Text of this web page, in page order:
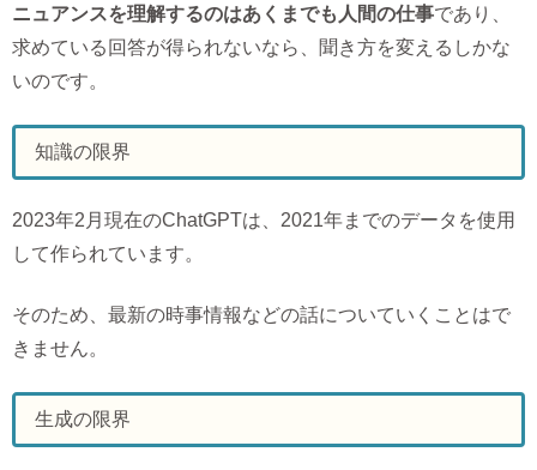
ニュアンスを理解するのはあくまでも人間の仕事であり、
求めている回答が得られないなら、聞き方を変えるしかな
いのです。
知識の限界
2023年2月現在のChatGPTは、2021年までのデータを使用
して作られています。
そのため、最新の時事情報などの話についていくことはで
きません。
生成の限界